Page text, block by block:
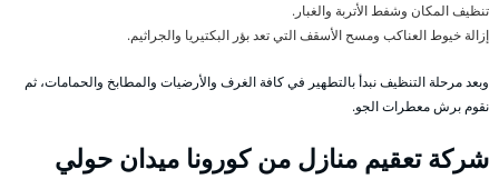
تنظيف المكان وشفط الأتربة والغبار.
إزالة خيوط العناكب ومسح الأسقف التي تعد بؤر البكتيريا والجراثيم.
وبعد مرحلة التنظيف نبدأ بالتطهير في كافة الغرف والأرضيات والمطابخ والحمامات، ثم
نقوم برش معطرات الجو.
شركة تعقيم منازل من كورونا ميدان حولي